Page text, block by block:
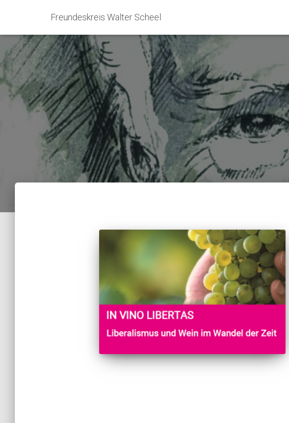
Freundeskreis Walter Scheel